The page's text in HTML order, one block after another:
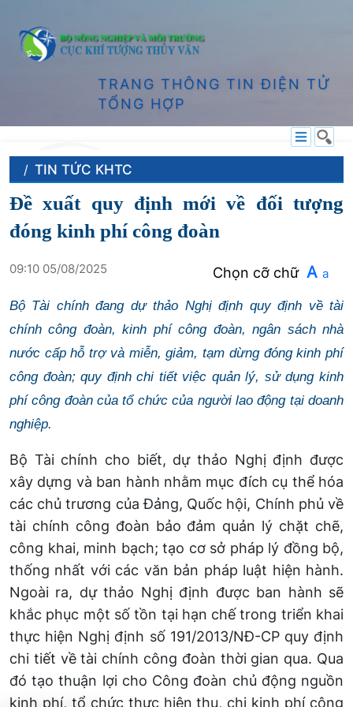
TRANG THÔNG TIN ĐIỆN TỬ
TỔNG HỢP
TIN TỨC KHTC
Đề xuất quy định mới về đối tượng
đóng kinh phí công đoàn
09:10 05/08/2025 Chọn cỡ chữ A a
Bộ Tài chính đang dự thảo Nghị định quy định về tài
chính công đoàn, kinh phí công đoàn, ngân sách nhà
nước cấp hỗ trợ và miễn, giảm, tạm dừng đóng kinh phí
công đoàn; quy định chi tiết việc quản lý, sử dụng kinh
phí công đoàn của tổ chức của người lao động tại doanh
nghiệp.
Bộ Tài chính cho biết, dự thảo Nghị định được
xây dựng và ban hành nhằm mục đích cụ thể hóa
các chủ trương của Đảng, Quốc hội, Chính phủ về
tài chính công đoàn bảo đảm quản lý chặt chẽ,
công khai, minh bạch; tạo cơ sở pháp lý đồng bộ,
thống nhất với các văn bản pháp luật hiện hành.
Ngoài ra, dự thảo Nghị định được ban hành sẽ
khắc phục một số tồn tại hạn chế trong triển khai
thực hiện Nghị định số 191/2013/NĐ-CP quy định
chi tiết về tài chính công đoàn thời gian qua. Qua
đó tạo thuận lợi cho Công đoàn chủ động nguồn
kinh phí, tổ chức thực hiện thu, chi kinh phí công